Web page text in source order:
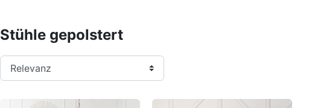
Stühle gepolstert